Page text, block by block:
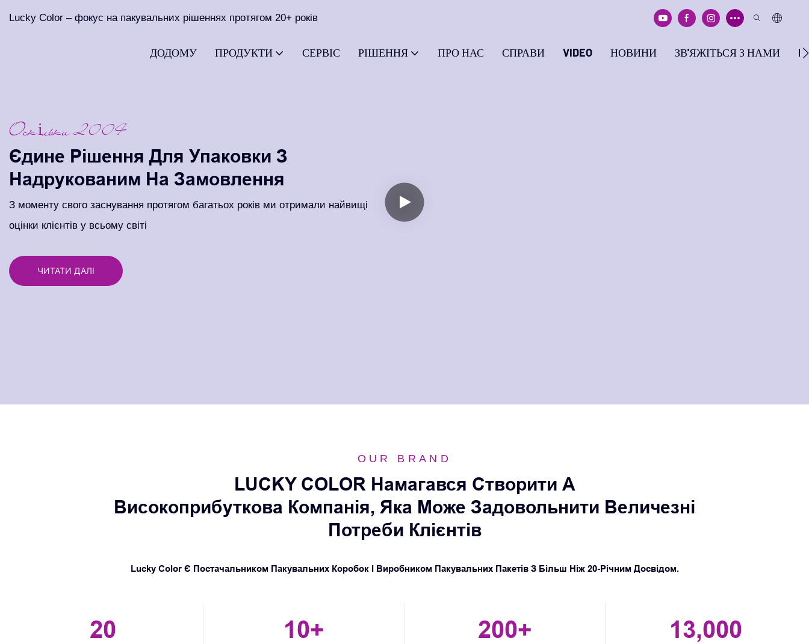
Lucky Color – фокус на пакувальних рішеннях протягом 20+ років
ДОДОМУ ПРОДУКТИ СЕРВІС РІШЕННЯ ПРО НАС СПРАВИ VIDEO НОВИНИ ЗВ'ЯЖІТЬСЯ З НАМИ
Оскільки 2004
Єдине Рішення Для Упаковки З
Надрукованим На Замовлення
З моменту свого заснування протягом багатьох років ми отримали найвищі
оцінки клієнтів у всьому світі
ЧИТАТИ ДАЛІ
OUR BRAND
LUCKY COLOR Намагався Створити A
Високоприбуткова Компанія, Яка Може Задовольнити Величезні
Потреби Клієнтів
Lucky Color Є Постачальником Пакувальних Коробок І Виробником Пакувальних Пакетів З Більш Ніж 20-Річним Досвідом.
20 10+ 200+ 13,000